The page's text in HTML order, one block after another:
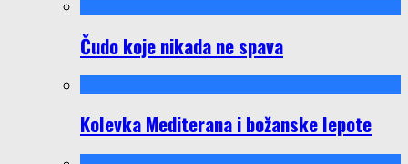
Čudo koje nikada ne spava
Kolevka Mediterana i božanske lepote